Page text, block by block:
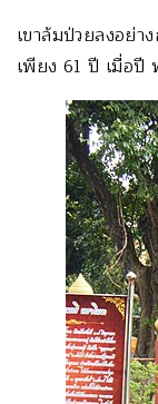
เขาล้มป่วยลงอย่า
เพียง 61 ปี เมื่อปี